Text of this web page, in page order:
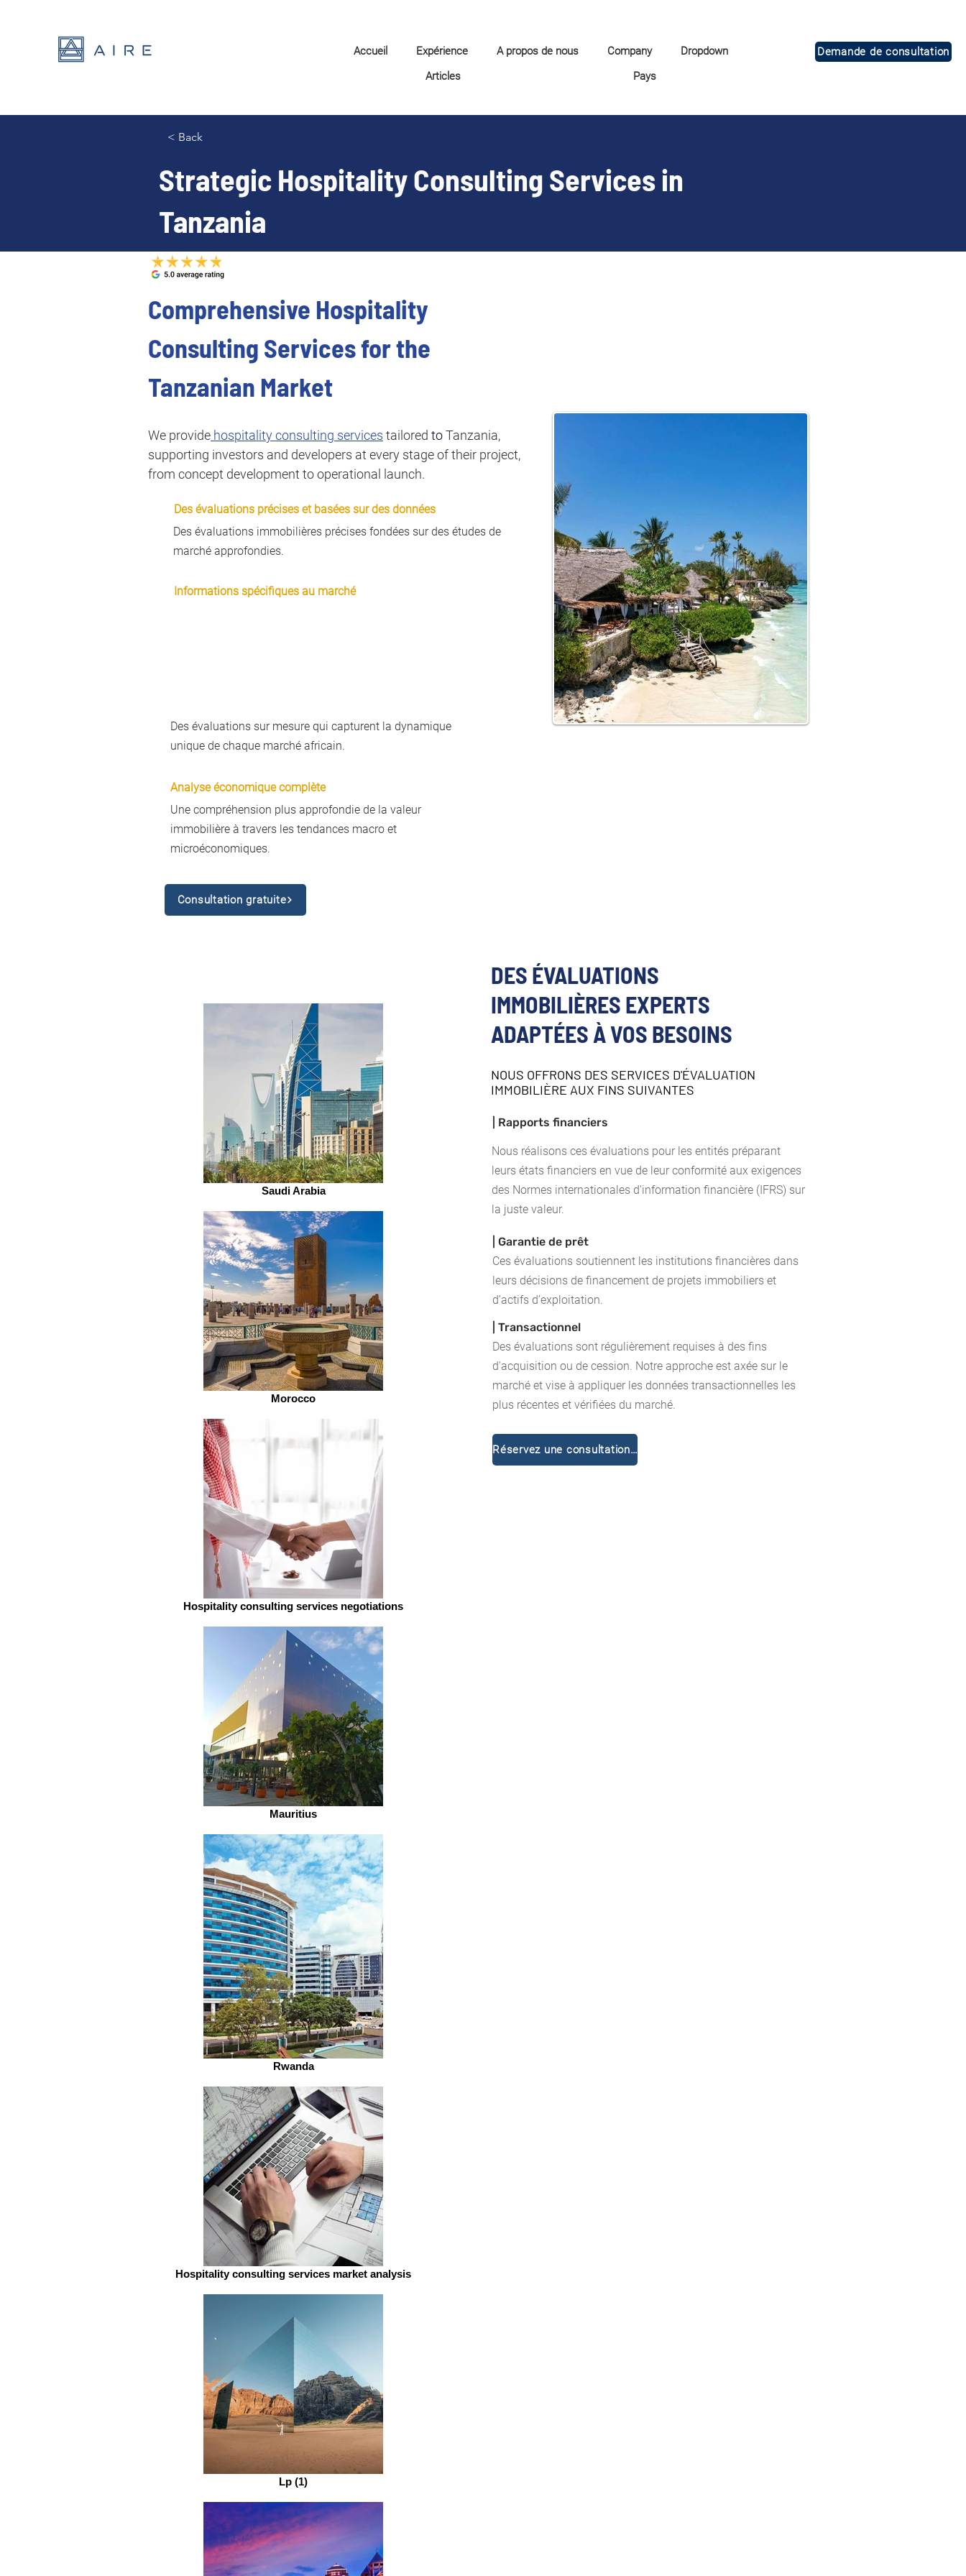
Accueil Expérience A propos de nous Company
Dropdown
Articles
Pays
Demande de consultation
< Back
Strategic Hospitality Consulting Services in
Tanzania
Comprehensive Hospitality
Consulting Services for the
Tanzanian Market
We provide hospitality consulting services tailored to Tanzania,
supporting investors and developers at every stage of their project,
from concept development to operational launch.
Des évaluations précises et basées sur des données
Des évaluations immobilières précises fondées sur des études de
marché approfondies.
Informations spécifiques au marché
Des évaluations sur mesure qui capturent la dynamique
unique de chaque marché africain.
Analyse économique complète
Une compréhension plus approfondie de la valeur
immobilière à travers les tendances macro et
microéconomiques.
Consultation gratuite
Saudi Arabia
Morocco
Hospitality consulting services negotiations
Mauritius
Rwanda
Hospitality consulting services market analysis
Lp (1)
DES ÉVALUATIONS
IMMOBILIÈRES EXPERTS
ADAPTÉES À VOS BESOINS
NOUS OFFRONS DES SERVICES D'ÉVALUATION
IMMOBILIÈRE AUX FINS SUIVANTES
| Rapports financiers
Nous réalisons ces évaluations pour les entités préparant
leurs états financiers en vue de leur conformité aux exigences
des Normes internationales d'information financière (IFRS) sur
la juste valeur.
| Garantie de prêt
Ces évaluations soutiennent les institutions financières dans
leurs décisions de financement de projets immobiliers et
d’actifs d’exploitation.
| Transactionnel
Des évaluations sont régulièrement requises à des fins
d'acquisition ou de cession. Notre approche est axée sur le
marché et vise à appliquer les données transactionnelles les
plus récentes et vérifiées du marché.
Réservez une consultation gratuite